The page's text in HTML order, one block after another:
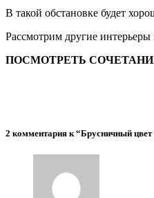
В такой обстановке будет
Рассмотрим другие
ПОСМОТРЕТЬ
2 комментария к “Брусничный цвет